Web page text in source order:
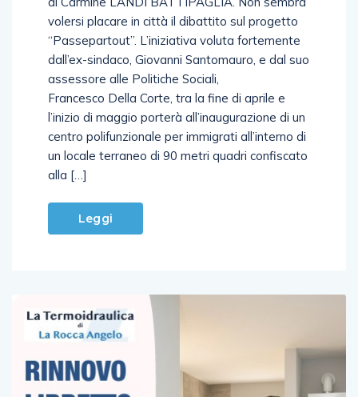
di Carmine LANDI BATTIPAGLIA. Non sembra
volersi placare in città il dibattito sul progetto
“Passepartout”. L’iniziativa voluta fortemente
dall’ex-sindaco, Giovanni Santomauro, e dal suo
assessore alle Politiche Sociali,
Francesco Della Corte, tra la fine di aprile e
l’inizio di maggio porterà all’inaugurazione di un
centro polifunzionale per immigrati all’interno di
un locale terraneo di 90 metri quadri confiscato
Leggi